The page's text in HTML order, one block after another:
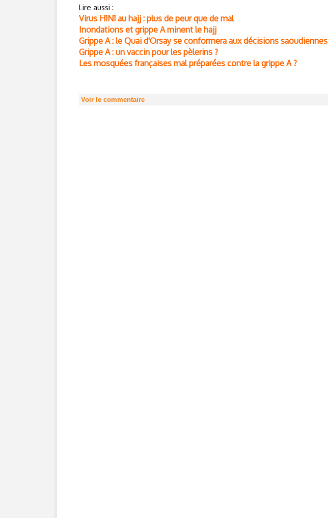
Lire aussi :
Virus H1N1 au hajj : plus de peur que de mal
Inondations et grippe A minent le hajj
Grippe A : le Quai d'Orsay se conformera aux décisions saoudiennes
Grippe A : un vaccin pour les pèlerins ?
Les mosquées françaises mal préparées contre la grippe A ?
Voir le commentaire